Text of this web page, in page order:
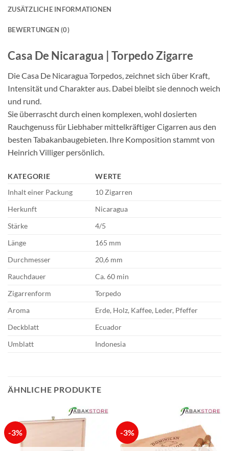
ZUSÄTZLICHE INFORMATIONEN
BEWERTUNGEN (0)
Casa De Nicaragua | Torpedo Zigarre
Die Casa De Nicaragua Torpedos, zeichnet sich über Kraft,
Intensität und Charakter aus. Dabei bleibt sie dennoch weich
und rund.
Sie überrascht durch einen komplexen, wohl dosierten
Rauchgenuss für Liebhaber mittelkräftiger Cigarren aus den
besten Tabakanbaugebieten. Ihre Komposition stammt von
Heinrich Villiger persönlich.
KATEGORIE
WERTE
Inhalt einer Packung
10 Zigarren
Herkunft
Nicaragua
Stärke
4/5
Länge
165 mm
Durchmesser
20,6 mm
Rauchdauer
Ca. 60 min
Zigarrenform
Torpedo
Aroma
Erde, Holz, Kaffee, Leder, Pfeffer
Deckblatt
Ecuador
Umblatt
Indonesia
ÄHNLICHE PRODUKTE
-3% -3%